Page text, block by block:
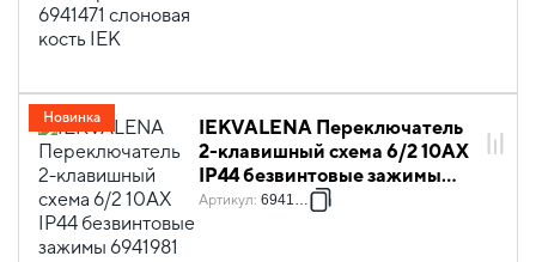
IEKVALENA Переключатель
2-клавишный схема 6/2 10АХ
IP44 безвинтовые зажимы
6941981 слоновая кость IEK
Артикул: 6941981
Новинка